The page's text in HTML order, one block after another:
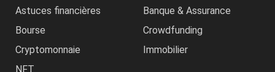
Astuces financières
Banque & Assurance
Bourse
Crowdfunding
Cryptomonnaie
Immobilier
NFT